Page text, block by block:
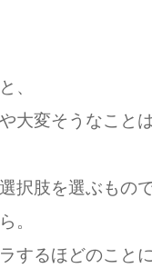
、
大変そうなこと
択肢を選ぶもので
。
するほどのこと